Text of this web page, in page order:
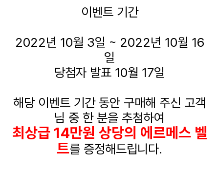
이벤트 기간
2022년 10월 3일 ~ 2022년 10월 16
일
당첨자 발표 10월 17일
해당 이벤트 기간 동안 구매해 주신 고객
님 중 한 분을 추첨하여
최상급 14만원 상당의 에르메스 벨
트를 증정해드립니다.